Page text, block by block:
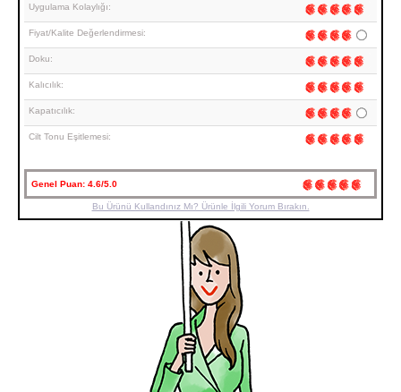
Uygulama Kolaylığı:
Fiyat/Kalite Değerlendirmesi:
Doku:
Kalıcılık:
Kapatıcılık:
Cilt Tonu Eşitlemesi:
Genel Puan: 4.6/5.0
Bu Ürünü Kullandınız Mı? Ürünle İlgili Yorum Bırakın.